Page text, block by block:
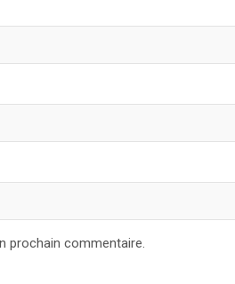
prochain commentaire.